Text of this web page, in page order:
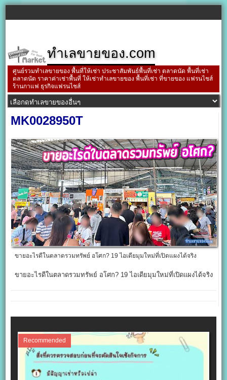
ทำเลขายของ.com
ศูนย์รวมทำเลขายของ พื้นที่ให้เช่า ประชาสัมพันธ์พื้นที่เช่า ตลาดนัด พื้นที่เช่า
ตลาดนัด ราคาค่าเช่าพื้นที่ ให้เช่าทำเลขายของ พื้นที่เช่า ที่ขายของ แฟรนไชส์
ร้านกาแฟ ธุรกิจแฟรนไชส์
MK0028950T
ขายอะไรดีในตลาดรวมทรัพย์ อโศก? 19 ไอเดียมุมใหม่ที่เปิดแผงได้จริง
ขายอะไรดีในตลาดรวมทรัพย์ อโศก? 19 ไอเดียมุมใหม่ที่เปิดแผงได้จริง
Recommended